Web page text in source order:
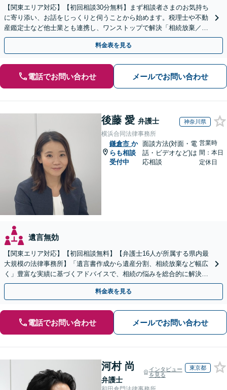
【関東エリア対応】【初回相談30分無料】まず相談者さまのお気持ち
に寄り添い、お話をじっくりと伺うことから始めます。税理士や不動
産鑑定士など他士業とも連携し、ワンストップで解決「相続放棄／遺
言書作成／遺留分侵害額請求／使い込み・寄与分など」
料金表を見る
電話でお問い合わせ メールでお問い合わせ
後藤 愛 弁護士 神奈川県
横浜合同法律事務所
鎌倉市 か
らも相談
受付中
面談方法(対面・電
話・ビデオなど)は
応相談
営業時
間：本日
定休日
遺言無効
【関東エリア対応】【初回相談無料】【弁護士16人が所属する県内最
大規模の法律事務所】「遺言書作成から遺産分割、相続放棄など幅広
く」豊富な実績に基づくアドバイスで、相続の悩みを総合的に解決へ
導く「相続登記義務化に対応」【WEB面談対応】
料金表を見る
電話でお問い合わせ メールでお問い合わせ
河村 尚
弁護士
インタビュー
を見る
東京都